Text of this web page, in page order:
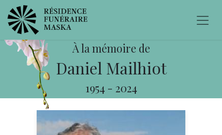
À la mémoire de
Daniel Mailhiot
1954 - 2024